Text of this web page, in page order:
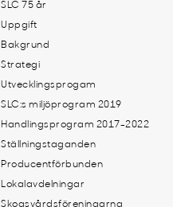
SLC 75 år
Uppgift
Bakgrund
Strategi
Utvecklingsprogam
SLC:s miljöprogram 2019
Handlingsprogram 2017-2022
Ställningstaganden
Producentförbunden
Lokalavdelningar
Skogsvårdsföreningarna